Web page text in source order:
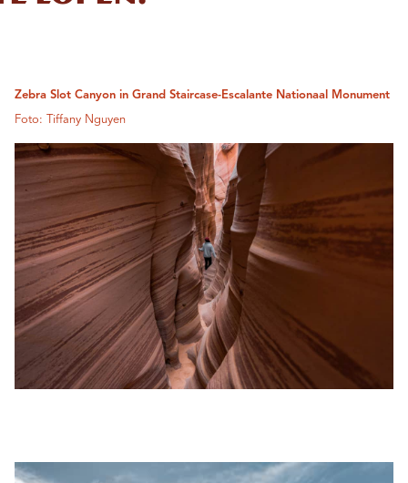
Zebra Slot Canyon in Grand Staircase-Escalante Nationaal Monument
Foto: Tiffany Nguyen